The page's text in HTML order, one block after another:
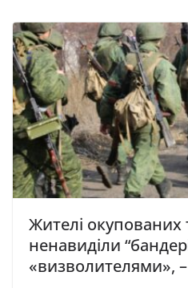
Жителі окупованих
ненавиділи
«визволителями»,